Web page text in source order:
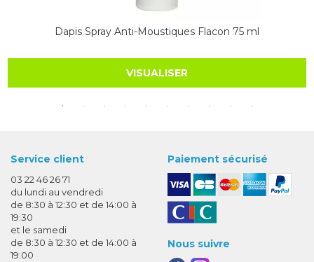
Dapis Spray Anti-Moustiques Flacon 75 ml
VISUALISER
Service client
03 22 46 26 71
du lundi au vendredi
de 8:30 à 12:30 et de 14:00 à
19:30
et le samedi
de 8:30 à 12:30 et de 14:00 à
19:00
Paiement sécurisé
Nous suivre